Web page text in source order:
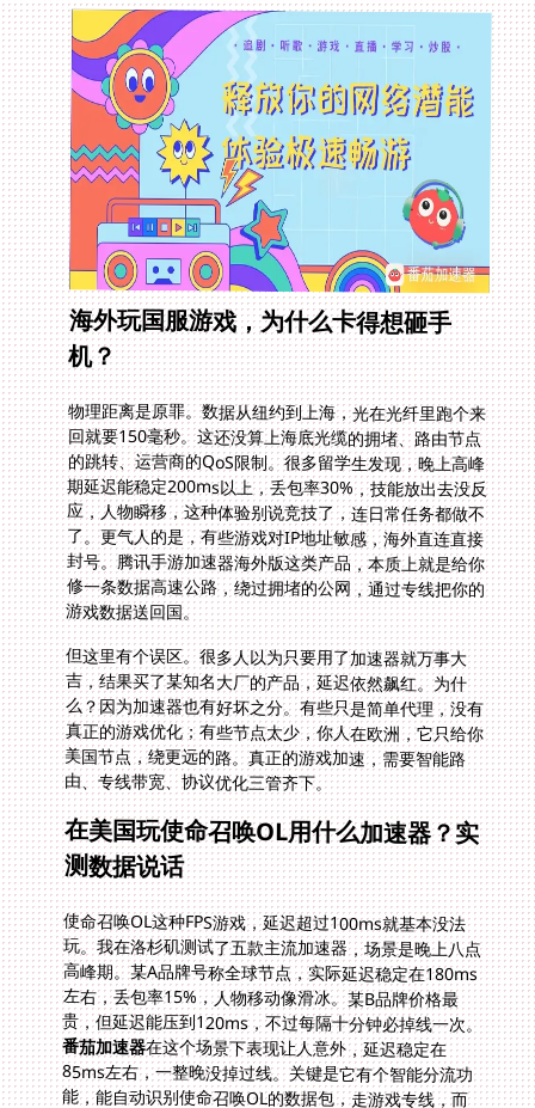
海外玩国服游戏，为什么卡得想砸手
机？
物理距离是原罪。数据从纽约到上海，光在光纤里跑个来
回就要150毫秒。这还没算上海底光缆的拥堵、路由节点
的跳转、运营商的QoS限制。很多留学生发现，晚上高峰
期延迟能稳定200ms以上，丢包率30%，技能放出去没反
应，人物瞬移，这种体验别说竞技了，连日常任务都做不
了。更气人的是，有些游戏对IP地址敏感，海外直连直接
封号。腾讯手游加速器海外版这类产品，本质上就是给你
修一条数据高速公路，绕过拥堵的公网，通过专线把你的
游戏数据送回国。
但这里有个误区。很多人以为只要用了加速器就万事大
吉，结果买了某知名大厂的产品，延迟依然飙红。为什
么？因为加速器也有好坏之分。有些只是简单代理，没有
真正的游戏优化；有些节点太少，你人在欧洲，它只给你
美国节点，绕更远的路。真正的游戏加速，需要智能路
由、专线带宽、协议优化三管齐下。
在美国玩使命召唤OL用什么加速器？实
测数据说话
使命召唤OL这种FPS游戏，延迟超过100ms就基本没法
玩。我在洛杉矶测试了五款主流加速器，场景是晚上八点
高峰期。某A品牌号称全球节点，实际延迟稳定在180ms
左右，丢包率15%，人物移动像滑冰。某B品牌价格最
贵，但延迟能压到120ms，不过每隔十分钟必掉线一次。
番茄加速器在这个场景下表现让人意外，延迟稳定在
85ms左右，一整晚没掉过线。关键是它有个智能分流功
能，能自动识别使命召唤OL的数据包，走游戏专线，而